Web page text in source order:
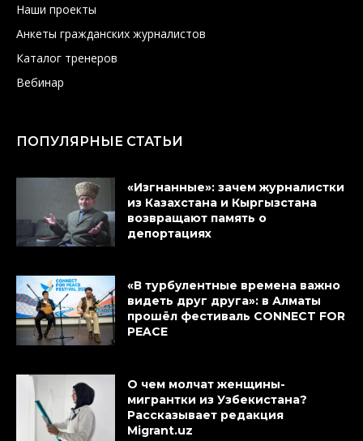
Наши проекты
Анкеты гражданских журналистов
Каталог тренеров
Вебинар
ПОПУЛЯРНЫЕ СТАТЬИ
«Изгнанные»: зачем журналистки
из Казахстана и Кыргызстана
возвращают память о
депортациях
«В турбулентные времена важно
видеть друг друга»: в Алматы
прошёл фестиваль CONNECT FOR
PEACE
О чем молчат женщины-
мигрантки из Узбекистана?
Рассказывает редакция
Migrant.uz